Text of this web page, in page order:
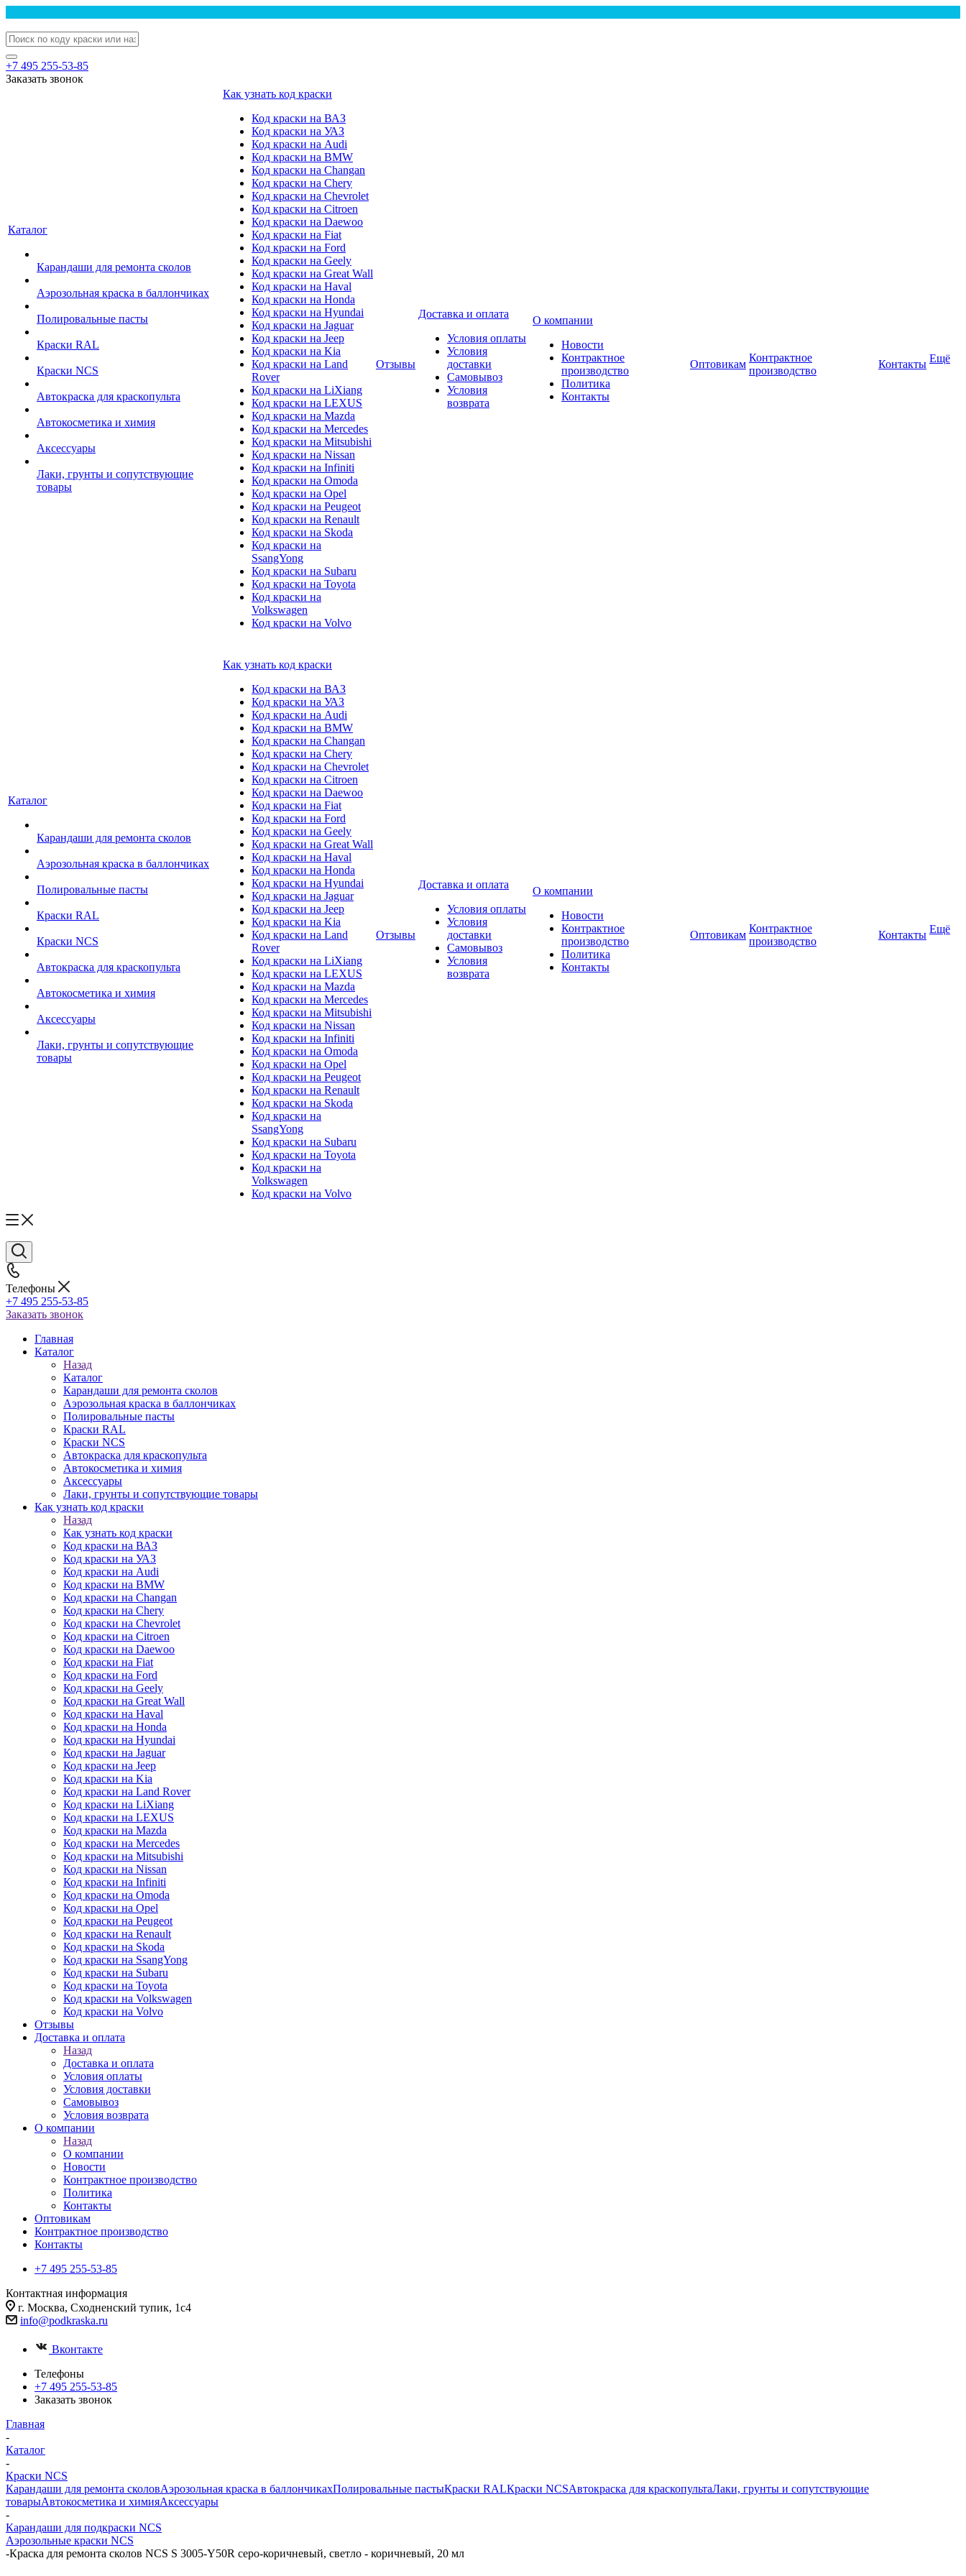
+7 495 255-53-85
Заказать звонок
Каталог
Карандаши для ремонта сколов
Аэрозольная краска в баллончиках
Полировальные пасты
Краски RAL
Краски NCS
Автокраска для краскопульта
Автокосметика и химия
Аксессуары
Лаки, грунты и сопутствующие
товары
Как узнать код краски
Код краски на ВАЗ
Код краски на УАЗ
Код краски на Audi
Код краски на BMW
Код краски на Changan
Код краски на Chery
Код краски на Chevrolet
Код краски на Citroen
Код краски на Daewoo
Код краски на Fiat
Код краски на Ford
Код краски на Geely
Код краски на Great Wall
Код краски на Haval
Код краски на Honda
Код краски на Hyundai
Код краски на Jaguar
Код краски на Jeep
Код краски на Kia
Код краски на Land
Rover
Код краски на LiXiang
Код краски на LEXUS
Код краски на Mazda
Код краски на Mercedes
Код краски на Mitsubishi
Код краски на Nissan
Код краски на Infiniti
Код краски на Omoda
Код краски на Opel
Код краски на Peugeot
Код краски на Renault
Код краски на Skoda
Код краски на
SsangYong
Код краски на Subaru
Код краски на Toyota
Код краски на
Volkswagen
Код краски на Volvo
Отзывы
Доставка и оплата
Условия оплаты
Условия
доставки
Самовывоз
Условия
возврата
О компании
Новости
Контрактное
производство
Политика
Контакты
Оптовикам
Контрактное
производство
Контакты Ещё
Каталог
Карандаши для ремонта сколов
Аэрозольная краска в баллончиках
Полировальные пасты
Краски RAL
Краски NCS
Автокраска для краскопульта
Автокосметика и химия
Аксессуары
Лаки, грунты и сопутствующие
товары
Как узнать код краски
Код краски на ВАЗ
Код краски на УАЗ
Код краски на Audi
Код краски на BMW
Код краски на Changan
Код краски на Chery
Код краски на Chevrolet
Код краски на Citroen
Код краски на Daewoo
Код краски на Fiat
Код краски на Ford
Код краски на Geely
Код краски на Great Wall
Код краски на Haval
Код краски на Honda
Код краски на Hyundai
Код краски на Jaguar
Код краски на Jeep
Код краски на Kia
Код краски на Land
Rover
Код краски на LiXiang
Код краски на LEXUS
Код краски на Mazda
Код краски на Mercedes
Код краски на Mitsubishi
Код краски на Nissan
Код краски на Infiniti
Код краски на Omoda
Код краски на Opel
Код краски на Peugeot
Код краски на Renault
Код краски на Skoda
Код краски на
SsangYong
Код краски на Subaru
Код краски на Toyota
Код краски на
Volkswagen
Код краски на Volvo
Отзывы
Доставка и оплата
Условия оплаты
Условия
доставки
Самовывоз
Условия
возврата
О компании
Новости
Контрактное
производство
Политика
Контакты
Оптовикам
Контрактное
производство
Контакты Ещё
Телефоны
+7 495 255-53-85
Заказать звонок
Главная
Каталог
Назад
Каталог
Карандаши для ремонта сколов
Аэрозольная краска в баллончиках
Полировальные пасты
Краски RAL
Краски NCS
Автокраска для краскопульта
Автокосметика и химия
Аксессуары
Лаки, грунты и сопутствующие товары
Как узнать код краски
Назад
Как узнать код краски
Код краски на ВАЗ
Код краски на УАЗ
Код краски на Audi
Код краски на BMW
Код краски на Changan
Код краски на Chery
Код краски на Chevrolet
Код краски на Citroen
Код краски на Daewoo
Код краски на Fiat
Код краски на Ford
Код краски на Geely
Код краски на Great Wall
Код краски на Haval
Код краски на Honda
Код краски на Hyundai
Код краски на Jaguar
Код краски на Jeep
Код краски на Kia
Код краски на Land Rover
Код краски на LiXiang
Код краски на LEXUS
Код краски на Mazda
Код краски на Mercedes
Код краски на Mitsubishi
Код краски на Nissan
Код краски на Infiniti
Код краски на Omoda
Код краски на Opel
Код краски на Peugeot
Код краски на Renault
Код краски на Skoda
Код краски на SsangYong
Код краски на Subaru
Код краски на Toyota
Код краски на Volkswagen
Код краски на Volvo
Отзывы
Доставка и оплата
Назад
Доставка и оплата
Условия оплаты
Условия доставки
Самовывоз
Условия возврата
О компании
Назад
О компании
Новости
Контрактное производство
Политика
Контакты
Оптовикам
Контрактное производство
Контакты
+7 495 255-53-85
Контактная информация
г. Москва, Сходненский тупик, 1с4
info@podkraska.ru
Вконтакте
Телефоны
+7 495 255-53-85
Заказать звонок
Главная
-
Каталог
-
Краски NCS
Карандаши для ремонта сколовАэрозольная краска в баллончикахПолировальные пастыКраски RALКраски NCSАвтокраска для краскопультаЛаки, грунты и сопутствующие
товарыАвтокосметика и химияАксессуары
-
Карандаши для подкраски NCS
Аэрозольные краски NCS
-Краска для ремонта сколов NCS S 3005-Y50R серо-коричневый, светло - коричневый, 20 мл